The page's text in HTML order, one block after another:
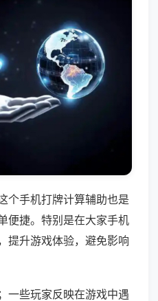
个手机打牌计算辅助也是
便捷。特别是在大家手机
提升游戏体验，避免影响
一些玩家反映在游戏中遇